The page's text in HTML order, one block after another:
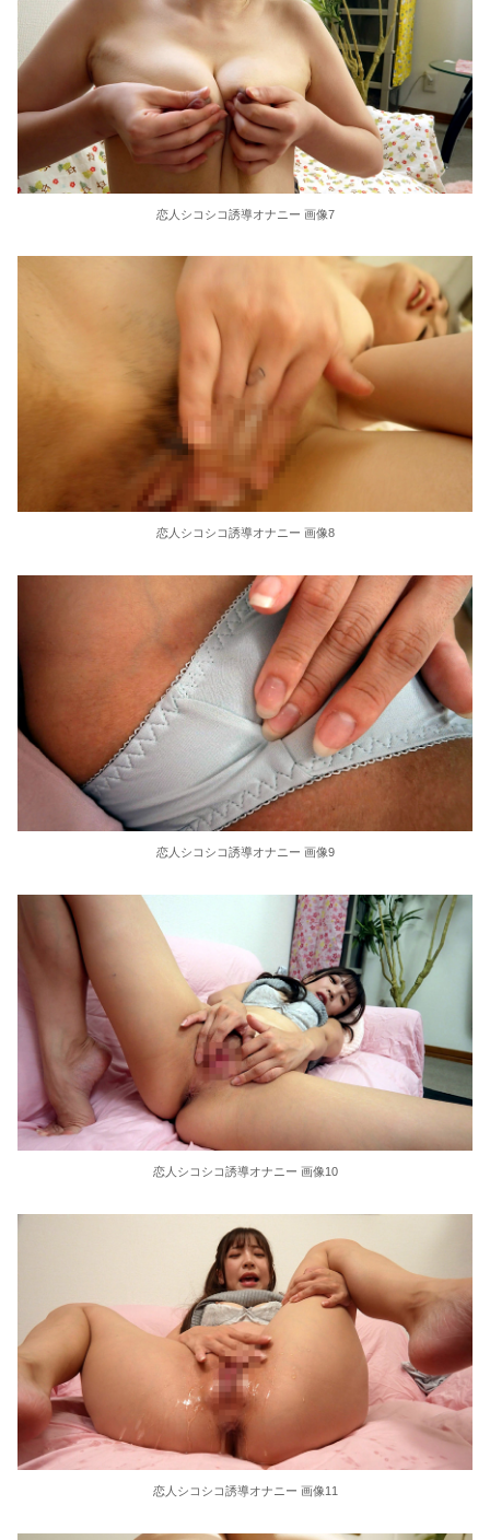
恋人シコシコ誘導オナニー 画像7
恋人シコシコ誘導オナニー 画像8
恋人シコシコ誘導オナニー 画像9
恋人シコシコ誘導オナニー 画像10
恋人シコシコ誘導オナニー 画像11